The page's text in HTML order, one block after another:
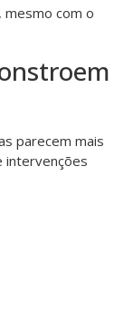
mesmo com o
parecem mais
intervenções